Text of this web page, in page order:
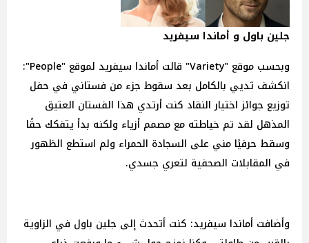
جلين باول و أماندا سيفريد
وبحسب موقع "Variety" قالت أماندا سيفريد لموقع "People":
انكشف ثديي بالكامل بعد سقوط جزء من فستاني في حفل
توزيع جوائز اختيار النقاد كنت أرتدي هذا الفستان العتيق
المذهل لقد تم خياطته مع مصمم أزياء ولكنه بدأ يتفكك حقًا
وسقط حرفيًا مني على السجادة الحمراء ولم استطع الظهور
في المقابلات الصحفية لتعري جسدي.
وأضافت أماندا سيفريد: كنت أتحدث إلى جلين باول في الزاوية